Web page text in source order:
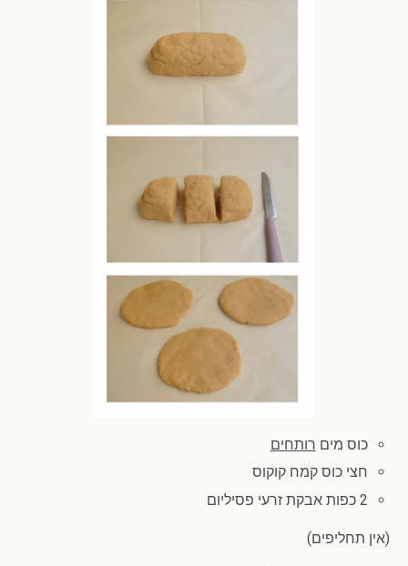
כוס מים רותחים
חצי כוס קמח קוקוס
2 כפות אבקת זרעי פסיליום
(אין תחליפים)